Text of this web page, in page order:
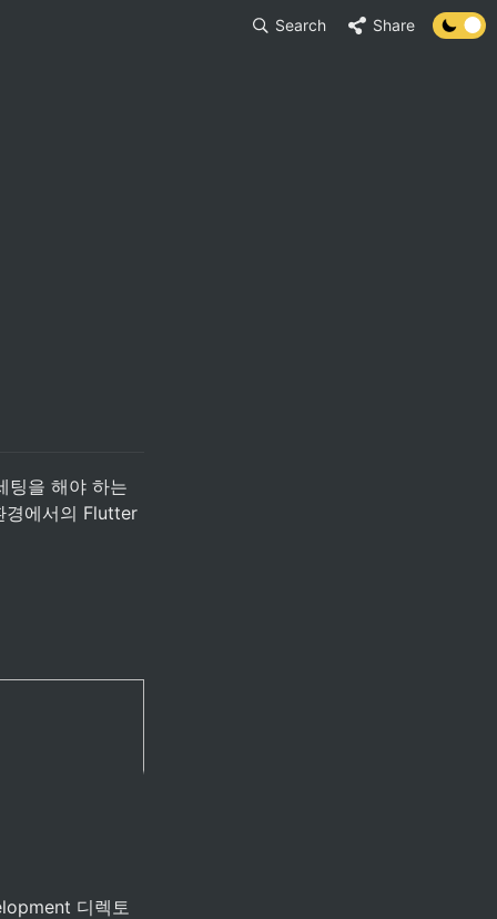
Search Share
팅을 해야 하는
경에서의 Flutter
디렉토